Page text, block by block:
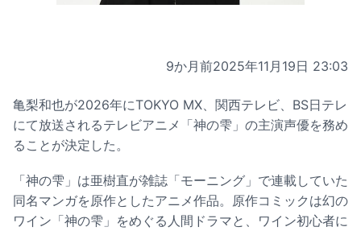
9か月前2025年11月19日 23:03
亀梨和也が2026年にTOKYO MX、関西テレビ、BS日テレ
にて放送されるテレビアニメ「神の雫」の主演声優を務め
ることが決定した。
「神の雫」は亜樹直が雑誌「モーニング」で連載していた
同名マンガを原作としたアニメ作品。原作コミックは幻の
ワイン「神の雫」をめぐる人間ドラマと、ワイン初心者に